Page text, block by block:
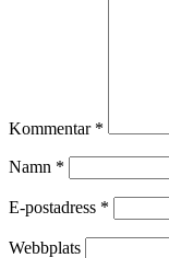
Kommentar *
Namn *
E-postadress *
Webbplats